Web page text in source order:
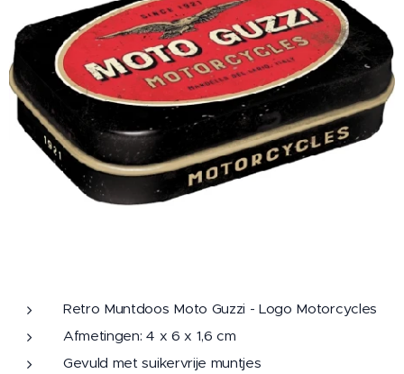
Retro Muntdoos Moto Guzzi - Logo Motorcycles
Afmetingen: 4 x 6 x 1,6 cm
Gevuld met suikervrije muntjes